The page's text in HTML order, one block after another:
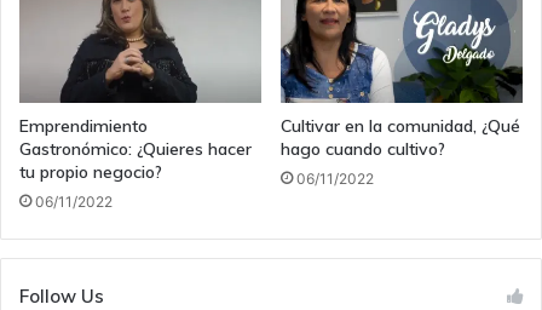
Emprendimiento
Gastronómico: ¿Quieres hacer
tu propio negocio?
06/11/2022
Cultivar en la comunidad, ¿Qué
hago cuando cultivo?
06/11/2022
Follow Us